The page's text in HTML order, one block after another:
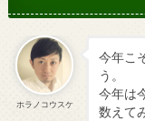
ホラノコウスケ
今年こ
う。
今年は
数えて